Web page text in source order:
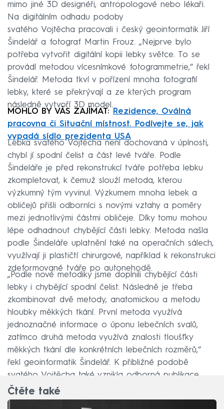
mimo jiné 3D designéři, antropologové nebo lékaři.
Na digitálním odhadu podoby
svatého Vojtěcha pracovali i český geoinformatik Jiří
Šindelář a fotograf Martin Frouz. „Nejprve bylo
potřeba vytvořit digitální kopii lebky světce. To se
provádí metodou vícesnímkové fotogrammetrie,“ řekl
Šindelář. Metoda tkví v pořízení mnoha fotografií
lebky, které se překrývají a ze kterých program
následně vytvoří 3D model.
MOHLO BY VÁS ZAJÍMAT:
Rezidence, Oválná
pracovna či Situační místnost. Podívejte se, jak
vypadá sídlo prezidenta USA
Lebka svatého Vojtěcha není dochovaná v úplnosti,
chybí jí spodní čelist a část levé tváře. Podle
Šindeláře je před rekonstrukcí tváře potřeba lebku
zkompletovat, k čemuž slouží metoda, kterou
výzkumný tým vyvinul. Výzkumem mnoha lebek a
obličejů přišli odborníci s novými vztahy a poměry
mezi jednotlivými částmi obličeje. Díky tomu mohou
lépe odhadnout chybějící části lebky. Metoda našla
podle Šindeláře uplatnění také na operačních sálech,
využívají ji plastičtí chirurgové, například k rekonstrukci
zdeformované tváře po autonehodě.
„Podle nové metodiky jsme doplnili chybějící části
lebky i chybějící spodní čelist. Následně je třeba
zkombinovat dvě metody, anatomickou a metodu
hloubky měkkých tkání. První metoda využívá
jednoznačné informace o úponu lebečních svalů,
zatímco druhá metoda využívá znalosti tloušťky
měkkých tkání dle konkrétních lebečních rozměrů,“
řekl geoinformatik Šindelář. K přibližné podobě
svatého Vojtěcha také vznikla odborná publikace.
Čtěte také